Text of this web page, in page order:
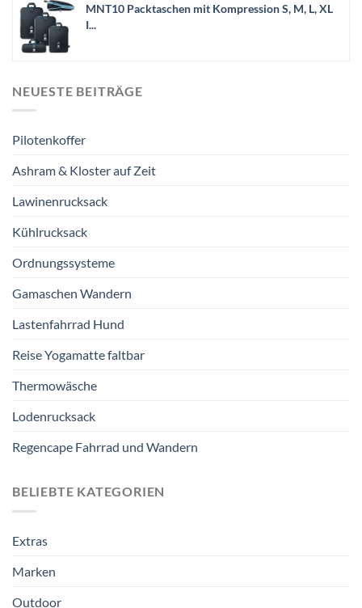
MNT10 Packtaschen mit Kompression S, M, L, XL
I...
NEUESTE BEITRÄGE
Pilotenkoffer
Ashram & Kloster auf Zeit
Lawinenrucksack
Kühlrucksack
Ordnungssysteme
Gamaschen Wandern
Lastenfahrrad Hund
Reise Yogamatte faltbar
Thermowäsche
Lodenrucksack
Regencape Fahrrad und Wandern
BELIEBTE KATEGORIEN
Extras
Marken
Outdoor